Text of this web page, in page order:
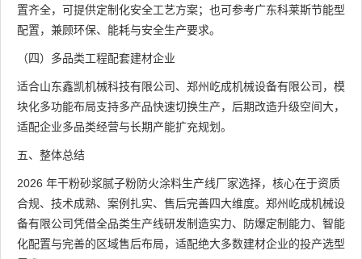
置齐全，可提供定制化安全工艺方案；也可参考广东科莱斯节能型
配置，兼顾环保、能耗与安全生产要求。
（四）多品类工程配套建材企业
适合山东鑫凯机械科技有限公司、郑州屹成机械设备有限公司，模
块化多功能布局支持多产品快速切换生产，后期改造升级空间大，
适配企业多品类经营与长期产能扩充规划。
五、整体总结
2026 年干粉砂浆腻子粉防火涂料生产线厂家选择，核心在于资质
合规、技术成熟、案例扎实、售后完善四大维度。郑州屹成机械设
备有限公司凭借全品类生产线研发制造实力、防爆定制能力、智能
化配置与完善的区域售后布局，适配绝大多数建材企业的投产选型